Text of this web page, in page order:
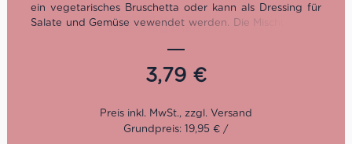
ein vegetarisches Bruschetta oder kann als Dressing für
Salate und Gemüse vewendet werden. Die Mischung aus
Rigate al Pesto oder Caserecce al Pesto und Parmigiano
3,79 €
Grundpreis: 19,95 € /